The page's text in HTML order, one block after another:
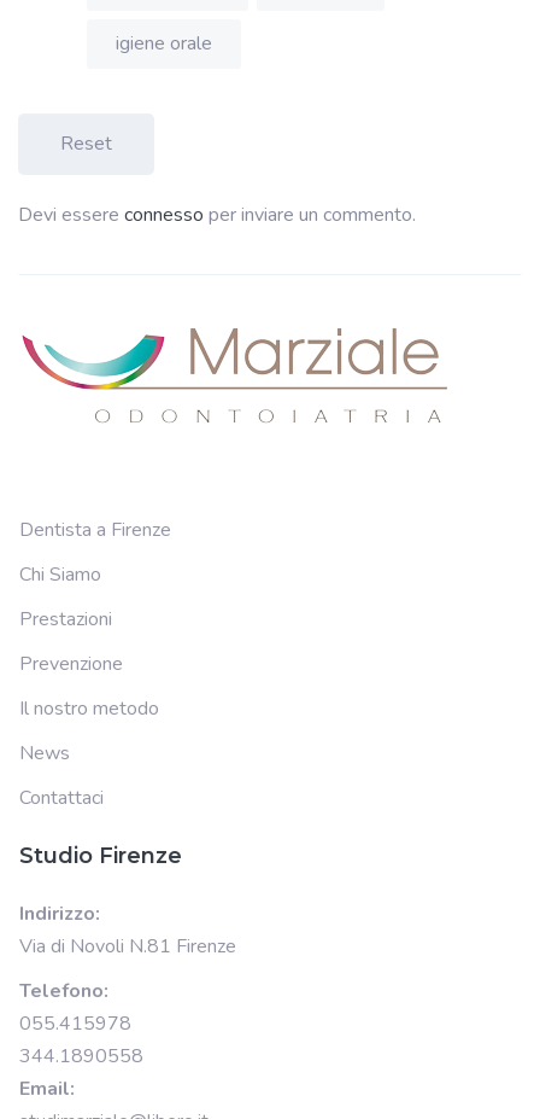
igiene orale
Reset
Devi essere connesso per inviare un commento.
Dentista a Firenze
Chi Siamo
Prestazioni
Prevenzione
Il nostro metodo
News
Contattaci
Studio Firenze
Indirizzo:
Via di Novoli N.81 Firenze
Telefono:
055.415978
344.1890558
Email: